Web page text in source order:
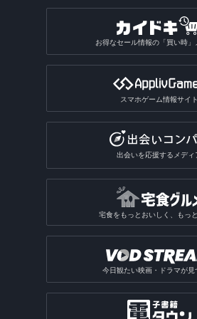
バドミントンゲームアプリ
ビリヤードゲームアプリ
チンチロリンアプリ
2048系ゲームアプリ
パズルボブル系ゲームアプリ
モンスト系ゲームアプリ
不思議のダンジョン系アプリ
3Dサンドボックスアプリ
アーチャー伝説系ゲームアプリ
SPI対策アプリ
転職アプリ
バイト探しアプリ
インターンアプリ
人材派遣求人情報アプリ
アバターSNSアプリ
船の位置情報アプリ
翻訳アプリ
植物図鑑アプリ
作曲アプリ
読書記録・本棚管理アプリ
占いアプリ総合
風水アプリ
四柱推命アプリ
タロットアプリ
おみくじアプリ
電話・チャット占いアプリ
おもしろい診断アプリ
おもしろい診断アプリ総合
恋愛診断アプリ
ギャンブルアプリ
パチンコ・パチスロアプリ
宝くじアプリ
公営ギャンブルアプリ
テレビアプリ総合
テレビリモコンアプリ
オタクアプリ
オタクアプリ総合
おもしろ加工アプリ
GIF作成アプリ
動画に文字を入れるアプリ
写真を動画にするアプリ
動画を写真にするアプリ
同じ写真を探すアプリ
壁紙のダウンロードアプリ
写真投稿SNSアプリ
お得なセール情報の「買い時」
スマホゲーム情報サイト
出会いを応援するメディ
宅食をもっとおいしく、もっ
今日観たい映画・ドラマが見